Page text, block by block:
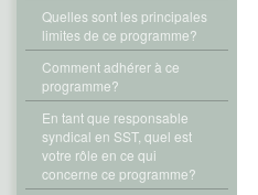
Quelles sont les principales
limites de ce programme?
Comment adhérer à ce
programme?
En tant que responsable
syndical en SST, quel est
votre rôle en ce qui
concerne ce programme?